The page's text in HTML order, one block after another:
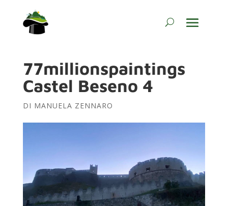
77millionspaintings
Castel Beseno 4
DI MANUELA ZENNARO